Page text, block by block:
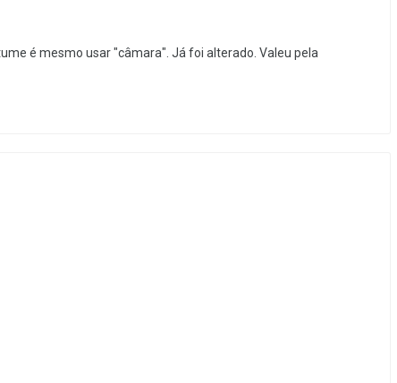
é mesmo usar "câmara". Já foi alterado. Valeu pela